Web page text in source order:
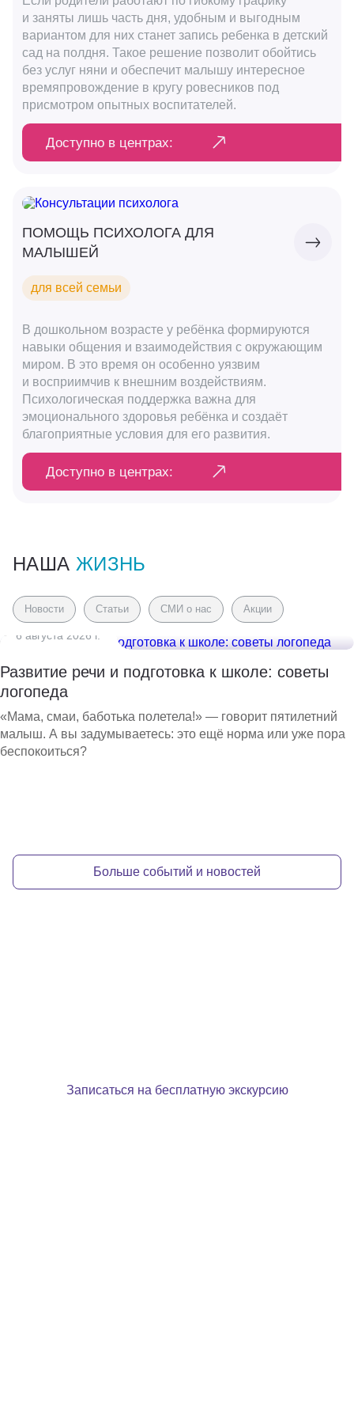
и заняты лишь часть дня, удобным и выгодным
вариантом для них станет запись ребенка в детский
сад на полдня. Такое решение позволит обойтись
без услуг няни и обеспечит малышу интересное
времяпровождение в кругу ровесников под
присмотром опытных воспитателей.
Доступно в центрах:
ПОМОЩЬ ПСИХОЛОГА ДЛЯ
МАЛЫШЕЙ
для всей семьи
В дошкольном возрасте у ребёнка формируются
навыки общения и взаимодействия с окружающим
миром. В это время он особенно уязвим
и восприимчив к внешним воздействиям.
Психологическая поддержка важна для
эмоционального здоровья ребёнка и создаёт
благоприятные условия для его развития.
Доступно в центрах:
НАША ЖИЗНЬ
Новости Статьи СМИ о нас Акции
6 августа 2026 г.
Развитие речи и подготовка к школе: советы
логопеда
«Мама, смаи, баботька полетела!» — говорит пятилетний
малыш. А вы задумываетесь: это ещё норма или уже пора
беспокоиться?
Больше событий и новостей
Записаться на бесплатную экскурсию